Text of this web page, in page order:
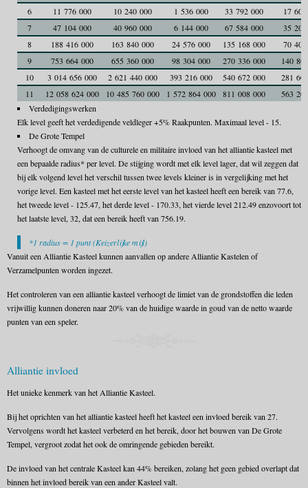
6 11 776 000 10 240 000 1 536 000 33 792 000
17 600
7
47 104 000 40 960 000 6 144 000 67 584 000
35 200
8
188 416 000 163 840 000 24 576 000 135 168 000
70 400
9
753 664 000 655 360 000 98 304 000 270 336 000
140 800
10
3 014 656 000 2 621 440 000 393 216 000 540 672 000
281 600
11
12 058 624 000 10 485 760 000 1 572 864 000 811 008 000
563 200
Verdedigingswerken
Elk level geeft het verdedigende veldleger +5% Raakpunten. Maximaal level - 15.
De Grote Tempel
Verhoogt de omvang van de culturele en militaire invloed van het alliantie kasteel met
een bepaalde radius* per level. De stijging wordt met elk level lager, dat wil zeggen dat
bij elk volgend level het verschil tussen twee levels kleiner is in vergelijking met het
vorige level. Een kasteel met het eerste level van het kasteel heeft een bereik van 77.6,
het tweede level - 125.47, het derde level - 170.33, het vierde level 212.49 enzovoort tot
het laatste level, 32, dat een bereik heeft van 756.19.
*1 radius = 1 punt (Keizerlijke mijl)
Vanuit een Alliantie Kasteel kunnen aanvallen op andere Alliantie Kastelen of
Verzamelpunten worden ingezet.
Het controleren van een alliantie kasteel verhoogt de limiet van de grondstoffen die leden
vrijwillig kunnen doneren naar 20% van de huidige waarde in goud van de netto waarde
punten van een speler.
Alliantie invloed
Het unieke kenmerk van het Alliantie Kasteel.
Bij het oprichten van het alliantie kasteel heeft het kasteel een invloed bereik van 27.
Vervolgens wordt het kasteel verbeterd en het bereik, door het bouwen van De Grote
Tempel, vergroot zodat het ook de omringende gebieden bereikt.
De invloed van het centrale Kasteel kan 44% bereiken, zolang het geen gebied overlapt dat
binnen het invloed bereik van een ander Kasteel valt.